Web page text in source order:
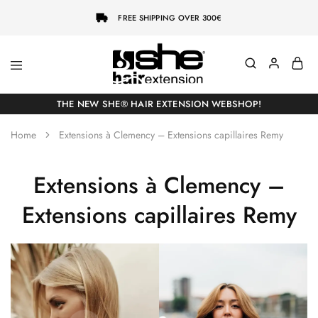
FREE SHIPPING OVER 300€
She-
Hairextensions
Socap
Premium
Hair
THE NEW SHE® HAIR EXTENSION WEBSHOP!
Home Extensions à Clemency – Extensions capillaires Remy
Extensions à Clemency –
Extensions capillaires Remy